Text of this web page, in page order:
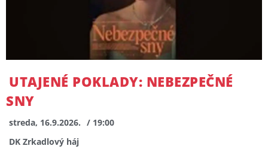
UTAJENÉ POKLADY: NEBEZPEČNÉ
SNY
streda, 16.9.2026. / 19:00
DK Zrkadlový háj